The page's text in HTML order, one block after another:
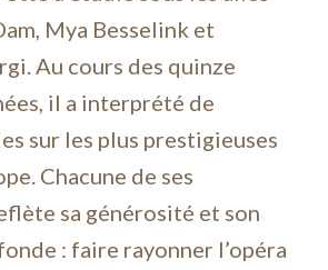
Mya Besselink et
Au cours des quinze
il a interprété de
sur les plus prestigieuses
Chacune de ses
sa générosité et son
: faire rayonner l’opéra